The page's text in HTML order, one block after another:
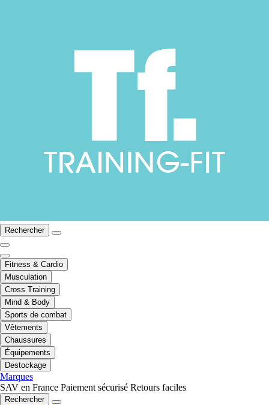
Rechercher
Fitness & Cardio
Musculation
Cross Training
Mind & Body
Sports de combat
Vêtements
Chaussures
Équipements
Destockage
Marques
SAV en France Paiement sécurisé Retours faciles
Rechercher